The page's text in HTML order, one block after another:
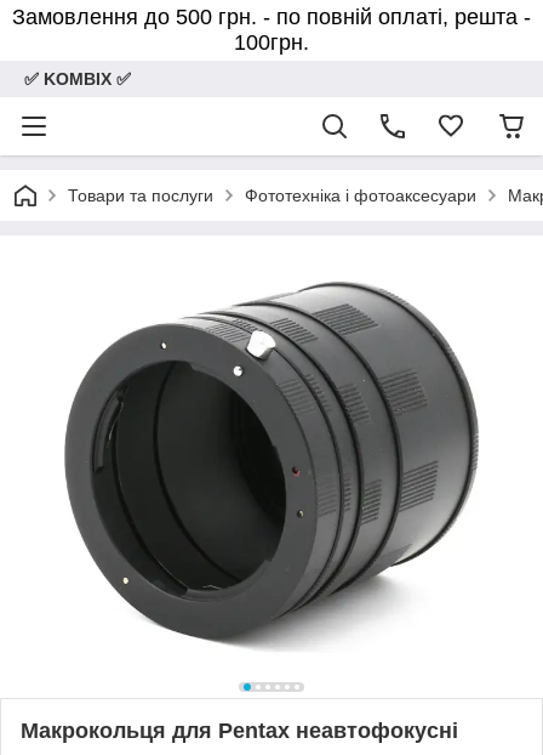
Замовлення до 500 грн. - по повній оплаті, решта -
100грн.
✅ KOMBIX ✅
Товари та послуги Фототехніка і фотоаксесуари
Макрокольця для Pentax неавтофокусні